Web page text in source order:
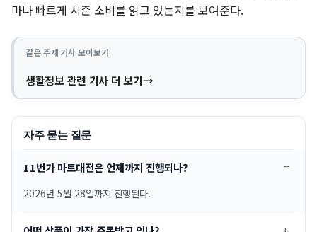
마나 빠르게 시즌 소비를 읽고 있는지를 보여준다.
같은 주제 기사 모아보기
생활정보 관련 기사 더 보기
자주 묻는 질문
11번가 마트대전은 언제까지 진행되나?
2026년 5월 28일까지 진행된다.